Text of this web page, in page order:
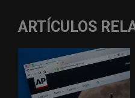
ARTÍCULOS